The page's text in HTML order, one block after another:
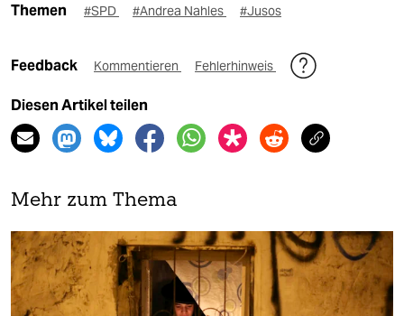
Themen #SPD #Andrea Nahles #Jusos
Feedback Kommentieren Fehlerhinweis
Diesen Artikel teilen
Mehr zum Thema